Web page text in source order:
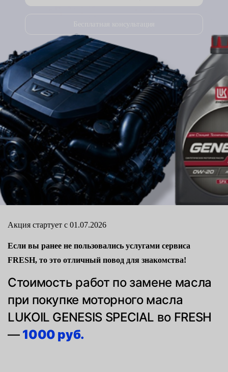
Акция стартует с 01.07.2026
Если вы ранее не пользовались услугами сервиса
FRESH, то это отличный повод для знакомства!
Стоимость работ по замене масла
при покупке моторного масла
LUKOIL GENESIS SPECIAL во FRESH
— 1000 руб.